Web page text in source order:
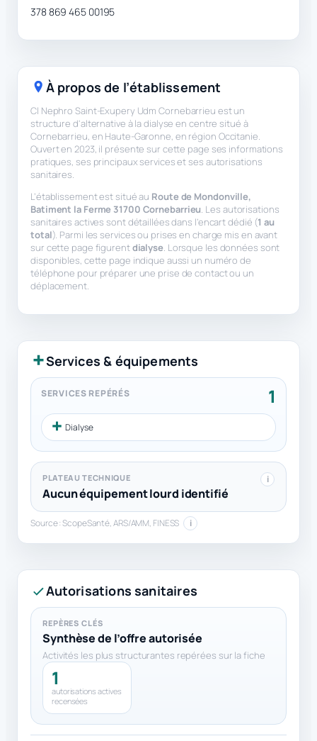
378 869 465 00195
Autorisations sanitaires
REPÈRES CLÉS
Synthèse de l’offre autorisée
Activités les plus structurantes repérées sur la fiche
1
autorisations actives
recensées
À propos de l’établissement
Cl Nephro Saint-Exupery Udm Cornebarrieu est un
structure d'alternative à la dialyse en centre situé à
Cornebarrieu, en Haute-Garonne, en région Occitanie.
Ouvert en 2023, il présente sur cette page ses informations
pratiques, ses principaux services et ses autorisations
sanitaires.
L’établissement est situé au Route de Mondonville,
Batiment la Ferme 31700 Cornebarrieu . Les autorisations
sanitaires actives sont détaillées dans l’encart dédié (1 au
total). Parmi les services ou prises en charge mis en avant
sur cette page figurentdialyse. Lorsque les données sont
disponibles, cette page indique aussi un numéro de
téléphone pour préparer une prise de contact ou un
déplacement.
Services & équipements
SERVICES REPÉRÉS 1
Dialyse
PLATEAU TECHNIQUE
Aucun équipement lourd identifié
i
Source : ScopeSanté, ARS/AMM, FINESS i